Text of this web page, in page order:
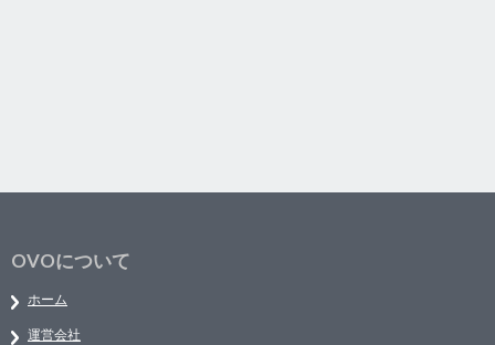
OVOについて
ホーム
運営会社